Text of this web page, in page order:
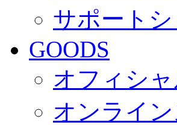
サポート
GOODS
オフィシ
オンライ